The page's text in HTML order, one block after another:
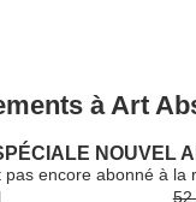
à Art
NOUVEL
pas encore abonné à la